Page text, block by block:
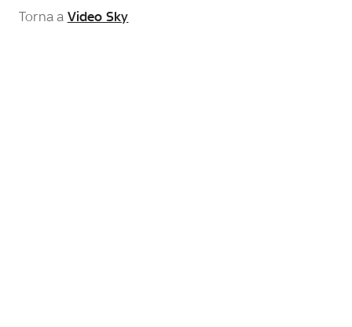
Torna a Video Sky